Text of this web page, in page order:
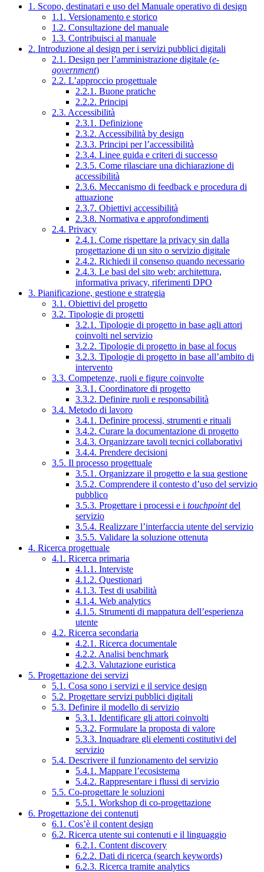
1. Scopo, destinatari e uso del Manuale operativo di design
1.1. Versionamento e storico
1.2. Consultazione del manuale
1.3. Contribuisci al manuale
2. Introduzione al design per i servizi pubblici digitali
2.1. Design per l’amministrazione digitale (e-
government)
2.2. L’approccio progettuale
2.2.1. Buone pratiche
2.2.2. Principi
2.3. Accessibilità
2.3.1. Definizione
2.3.2. Accessibilità by design
2.3.3. Principi per l’accessibilità
2.3.4. Linee guida e criteri di successo
2.3.5. Come rilasciare una dichiarazione di
accessibilità
2.3.6. Meccanismo di feedback e procedura di
attuazione
2.3.7. Obiettivi accessibilità
2.3.8. Normativa e approfondimenti
2.4. Privacy
2.4.1. Come rispettare la privacy sin dalla
progettazione di un sito o servizio digitale
2.4.2. Richiedi il consenso quando necessario
2.4.3. Le basi del sito web: architettura,
informativa privacy, riferimenti DPO
3. Pianificazione, gestione e strategia
3.1. Obiettivi del progetto
3.2. Tipologie di progetti
3.2.1. Tipologie di progetto in base agli attori
coinvolti nel servizio
3.2.2. Tipologie di progetto in base al focus
3.2.3. Tipologie di progetto in base all’ambito di
intervento
3.3. Competenze, ruoli e figure coinvolte
3.3.1. Coordinatore di progetto
3.3.2. Definire ruoli e responsabilità
3.4. Metodo di lavoro
3.4.1. Definire processi, strumenti e rituali
3.4.2. Curare la documentazione di progetto
3.4.3. Organizzare tavoli tecnici collaborativi
3.4.4. Prendere decisioni
3.5. Il processo progettuale
3.5.1. Organizzare il progetto e la sua gestione
3.5.2. Comprendere il contesto d’uso del servizio
pubblico
3.5.3. Progettare i processi e i touchpointdel
servizio
3.5.4. Realizzare l’interfaccia utente del servizio
3.5.5. Validare la soluzione ottenuta
4. Ricerca progettuale
4.1. Ricerca primaria
4.1.1. Interviste
4.1.2. Questionari
4.1.3. Test di usabilità
4.1.4. Web analytics
4.1.5. Strumenti di mappatura dell’esperienza
utente
4.2. Ricerca secondaria
4.2.1. Ricerca documentale
4.2.2. Analisi benchmark
4.2.3. Valutazione euristica
5. Progettazione dei servizi
5.1. Cosa sono i servizi e il service design
5.2. Progettare servizi pubblici digitali
5.3. Definire il modello di servizio
5.3.1. Identificare gli attori coinvolti
5.3.2. Formulare la proposta di valore
5.3.3. Inquadrare gli elementi costitutivi del
servizio
5.4. Descrivere il funzionamento del servizio
5.4.1. Mappare l’ecosistema
5.4.2. Rappresentare i flussi di servizio
5.5. Co-progettare le soluzioni
5.5.1. Workshop di co-progettazione
6. Progettazione dei contenuti
6.1. Cos’è il content design
6.2. Ricerca utente sui contenuti e il linguaggio
6.2.1. Content discovery
6.2.2. Dati di ricerca (search keywords)
6.2.3. Ricerca tramite analytics